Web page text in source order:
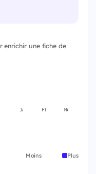
enrichir une fiche de
JANV. FÉVR. MARS
Moins Plus